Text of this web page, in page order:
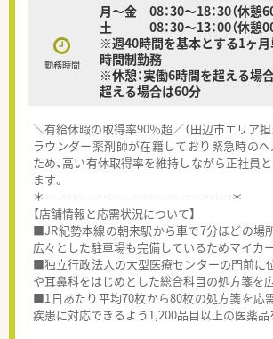
勤務時間
月～金 08：30～18：30（休憩
土 08：30～13：00（休憩00
※週40時間を基本とする1ヶ
時間制勤務
※休憩：実働6時間を超える場
超える場合は60分
＼有給休暇の取得率90％超／（田辺市エリア担
ラウンダー薬剤師が在籍しており緊急時の
ため、高い有休取得率を維持しながら正社員
ます。
＊------------------------------------------＊
【店舗情報と応需状況について】
■JR紀勢本線の朝来駅から車で7分ほどの場
広々とした駐車場も完備しているためマイカ
■独立行政法人の大型医療センターの門前に
や耳鼻科をはじめとした総合科目の処方箋を
■1日あたり平均70枚から80枚の処方箋を応
疾患に対応できるよう1,200品目以上の医薬品